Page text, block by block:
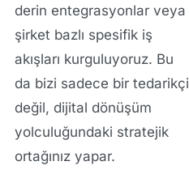
derin entegrasyonlar veya
şirket bazlı spesifik iş
akışları kurguluyoruz. Bu
da bizi sadece bir tedarikçi
değil, dijital dönüşüm
yolculuğundaki stratejik
ortağınız yapar.